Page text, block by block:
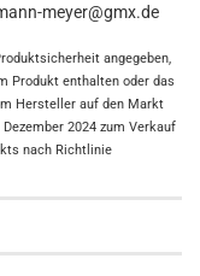
meyer@gmx.de
angegeben,
Produkt enthalten oder das
Hersteller auf den Markt
2024 zum Verkauf
nach Richtlinie